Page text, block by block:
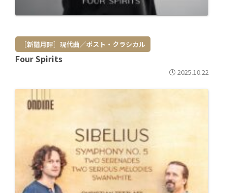
［新譜月評］現代曲／ポスト・クラシカル
Four Spirits
2025.10.22